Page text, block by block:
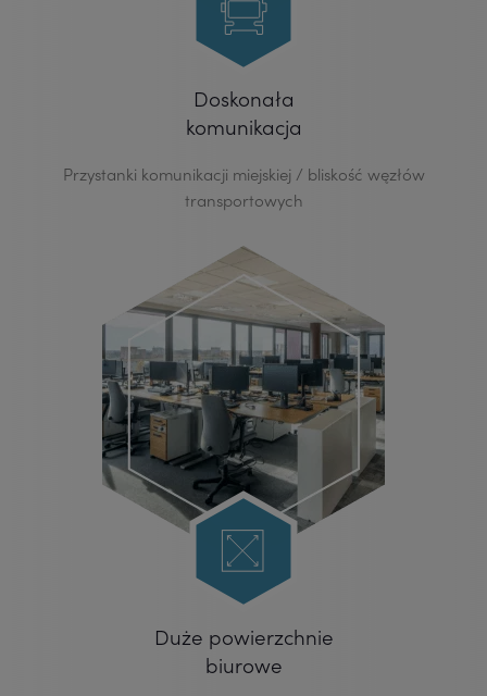
Doskonała
komunikacja
Przystanki komunikacji miejskiej / bliskość węzłów
transportowych
Duże powierzchnie
biurowe